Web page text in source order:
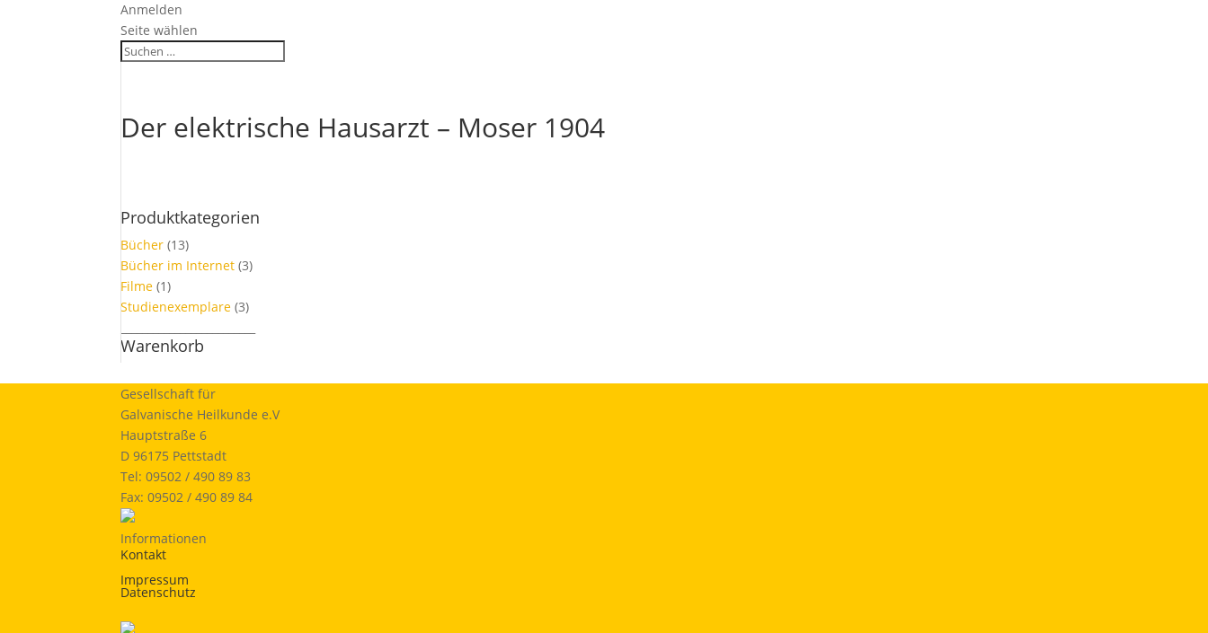
Anmelden
Seite wählen
Der elektrische Hausarzt – Moser 1904
Produktkategorien
Bücher (13)
Bücher im Internet (3)
Filme (1)
Studienexemplare (3)
Warenkorb
Gesellschaft für
Galvanische Heilkunde e.V
Hauptstraße 6
D 96175 Pettstadt
Tel: 09502 / 490 89 83
Fax: 09502 / 490 89 84
Informationen
Kontakt
Impressum
Datenschutz